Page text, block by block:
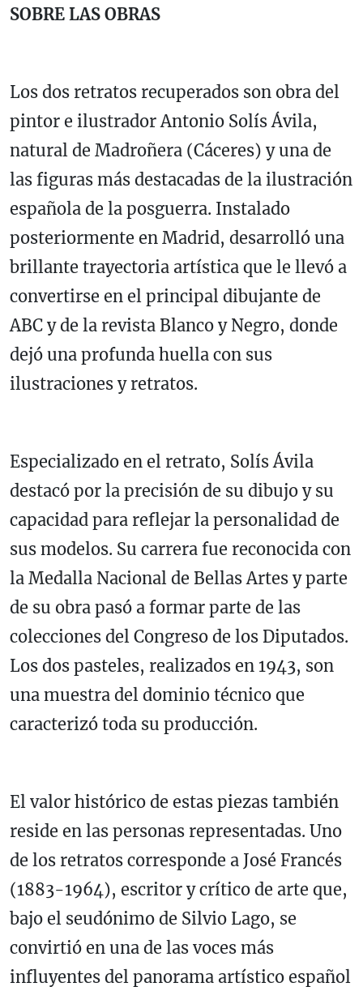
SOBRE LAS OBRAS
Los dos retratos recuperados son obra del
pintor e ilustrador Antonio Solís Ávila,
natural de Madroñera (Cáceres) y una de
las figuras más destacadas de la ilustración
española de la posguerra. Instalado
posteriormente en Madrid, desarrolló una
brillante trayectoria artística que le llevó a
convertirse en el principal dibujante de
ABC y de la revista Blanco y Negro, donde
dejó una profunda huella con sus
ilustraciones y retratos.
Especializado en el retrato, Solís Ávila
destacó por la precisión de su dibujo y su
capacidad para reflejar la personalidad de
sus modelos. Su carrera fue reconocida con
la Medalla Nacional de Bellas Artes y parte
de su obra pasó a formar parte de las
colecciones del Congreso de los Diputados.
Los dos pasteles, realizados en 1943, son
una muestra del dominio técnico que
caracterizó toda su producción.
El valor histórico de estas piezas también
reside en las personas representadas. Uno
de los retratos corresponde a José Francés
(1883-1964), escritor y crítico de arte que,
bajo el seudónimo de Silvio Lago, se
convirtió en una de las voces más
influyentes del panorama artístico español